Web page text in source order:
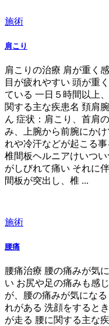
施術
肩こり
肩こりの治療 肩が重く
目が疲れやすい 頭が重
ている 一日５時間以上
関する主な疾患名 頚肩
ん 症状：肩こり、首肩
み、上腕から前腕にか
れや冷汗などが起こる
椎間板ヘルニアけいつ
がしびれて痛い それに
間板が突出し、椎 ...
施術
腰痛
腰痛治療 腰の痛みが気
い お尻や足の痛みも感
が、腰の痛みが気にな
れがある 洗顔をすると
が走る 腰に関する主な